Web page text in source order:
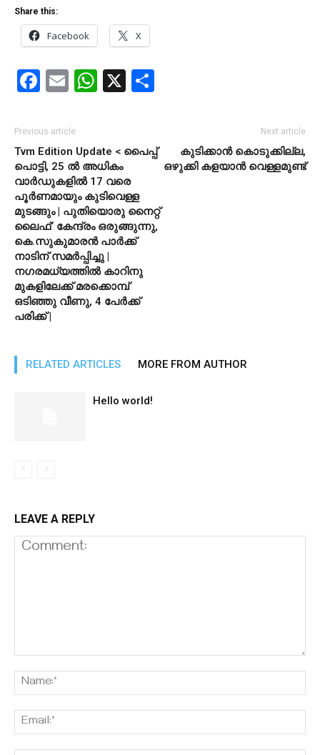
Share this:
Facebook X
Facebook
EmailWhatsApp
X
Previous article
Tvm Edition Update < പൈപ്പ്
പൊട്ടി, 25 ൽ അധികം
വാർഡുകളിൽ 17 വരെ
പൂർണമായും കുടിവെള്ള
മുടങ്ങും | പുതിയൊരു നൈറ്റ്
ലൈഫ്’ കേന്ദ്രം ഒരുങ്ങുന്നു,
കെ.സുകുമാരൻ പാർക്ക്
നാടിന് സമർപ്പിച്ചു |
നഗരമധ്യത്തിൽ കാറിനു
മുകളിലേക്ക് മരക്കൊമ്പ്
ഒടിഞ്ഞു വീണു, 4 പേർക്ക്
പരിക്ക് |
Next article
കുടിക്കാൻ കൊടുക്കില്ല,
ഒഴുക്കി കളയാൻ വെള്ളമുണ്ട്
RELATED ARTICLES MORE FROM AUTHOR
Hello world!
LEAVE A REPLY